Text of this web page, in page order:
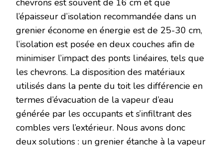
chevrons est souvent de 16 cm et que
l’épaisseur d’isolation recommandée dans un
grenier économe en énergie est de 25-30 cm,
l’isolation est posée en deux couches afin de
minimiser l’impact des ponts linéaires, tels que
les chevrons. La disposition des matériaux
utilisés dans la pente du toit les différencie en
termes d’évacuation de la vapeur d’eau
générée par les occupants et s’infiltrant des
combles vers l’extérieur. Nous avons donc
deux solutions : un grenier étanche à la vapeur